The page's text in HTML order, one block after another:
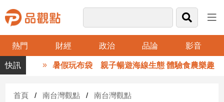
熱門 財經 政治 品論 影音
品
觀
財
暑假玩布袋 親子暢遊海線生態 體驗食農樂趣
首頁 南台灣觀點 南台灣觀點